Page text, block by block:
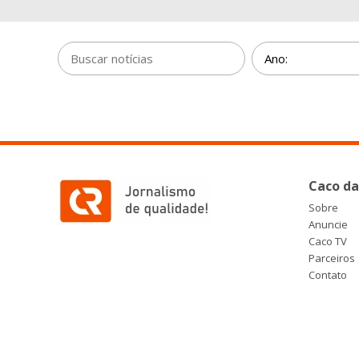
Caco
Sobre
Anuncie
Caco TV
Parceiros
Contato